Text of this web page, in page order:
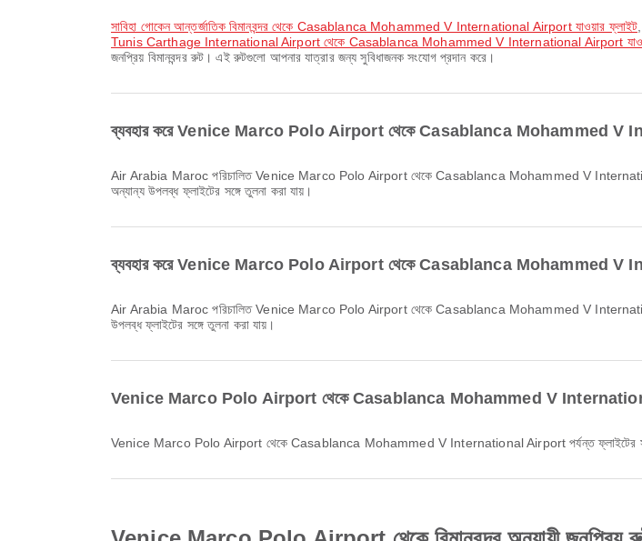
সাবিহা গোকেন আন্তর্জাতিক বিমানবন্দর থেকে Casablanca Mohammed V International Airport যাওয়ার ফ্লাইট
Tunis Carthage International Airport থেকে Casablanca Mohammed V International Airport
জনপ্রিয় বিমানবন্দর রুট। এই রুটগুলো আপনার যাত্রার জন্য সুবিধাজনক সংযোগ প্রদান করে।
ব্যবহার করে Venice Marco Polo Airport থেকে Casablanca Mohammed V
Air Arabia Maroc পরিচালিত Venice Marco Polo Airport থেকে Casablanca Mohammed V International Airport যাওয়ার সবচেয়ে প্রাথমিক ফ্লাইটটি ১২:০০ সময়ে ছাড়ে। Airpaz-এ এই সময়সূচি দেখা এবং
অন্যান্য উপলব্ধ ফ্লাইটের সঙ্গে তুলনা করা যায়।
ব্যবহার করে Venice Marco Polo Airport থেকে Casablanca Mohammed V
Air Arabia Maroc পরিচালিত Venice Marco Polo Airport থেকে Casablanca Mohammed V International Airport যাওয়ার সর্বশেষ ফ্লাইটটি ১৯:৪৫ সময়ে ছাড়ে। Airpaz-এ এই সময়সূচি দেখা এবং অন্যান্য
উপলব্ধ ফ্লাইটের সঙ্গে তুলনা করা যায়।
Venice Marco Polo Airport থেকে Casablanca Mohammed V International
Venice Marco Polo Airport থেকে Casablanca Mohammed V International Airport পর্যন্ত ফ্লাইটের